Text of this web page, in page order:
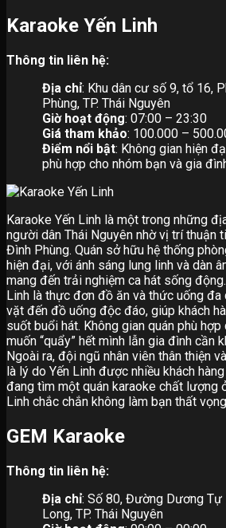
Karaoke Yến Linh
Thông tin liên hệ:
Địa chỉ: Khu dân cư số 9, tổ 16,
Phùng, TP. Thái Nguyên
Giờ hoạt động: 07:00 – 23:30
Giá tham khảo: 100.000 –
Điểm nổi bật: Không gian hiện
phù hợp cho nhóm bạn và gia
Karaoke Yến Linh là một trong những
người dân Thái Nguyên nhờ vị trí thuận
Đình Phùng. Quán sở hữu hệ thống
hiện đại, với ánh sáng lung linh và dàn
mang đến trải nghiệm ca hát sống
Linh là thực đơn đồ ăn và thức uống đa
vặt đến đồ uống độc đáo, giúp khách
suốt buổi hát. Không gian quán phù
muốn “quẩy” hết mình lẫn gia đình cần
Ngoài ra, đội ngũ nhân viên thân thiện
là lý do Yến Linh được nhiều khách
đang tìm một quán karaoke chất lượng
Linh chắc chắn không làm bạn thất vọng
GEM Karaoke
Thông tin liên hệ:
Địa chỉ: Số 80, Đường Dương Tự
Long, TP. Thái Nguyên